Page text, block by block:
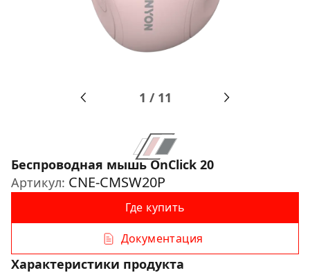
1 / 11
Беспроводная мышь OnClick 20
Артикул: CNE-CMSW20P
Где купить
Документация
Характеристики продукта